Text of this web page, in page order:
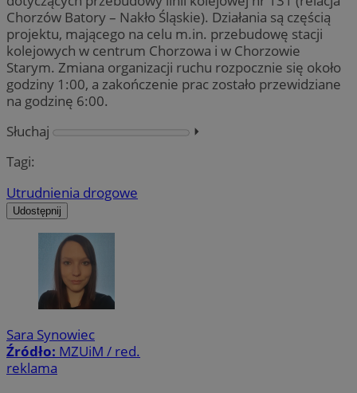
Chorzów Batory – Nakło Śląskie). Działania są częścią
projektu, mającego na celu m.in. przebudowę stacji
kolejowych w centrum Chorzowa i w Chorzowie
Starym. Zmiana organizacji ruchu rozpocznie się około
godziny 1:00, a zakończenie prac zostało przewidziane
na godzinę 6:00.
Słuchaj
⏵︎
Tagi:
Utrudnienia drogowe
Udostępnij
Sara Synowiec
Źródło: MZUiM / red.
reklama